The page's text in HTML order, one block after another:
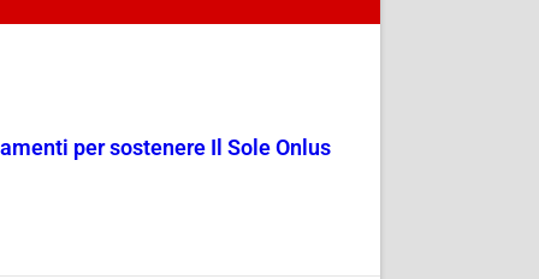
per sostenere Il Sole Onlus